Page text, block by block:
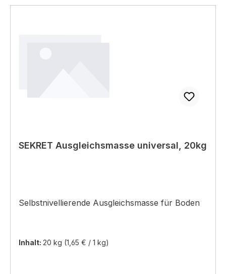
SEKRET Ausgleichsmasse universal, 20kg
Selbstnivellierende Ausgleichsmasse für Boden
Inhalt: 20 kg (1,65 € / 1 kg)